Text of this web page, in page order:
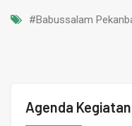
#Babussalam
Agenda Kegiatan